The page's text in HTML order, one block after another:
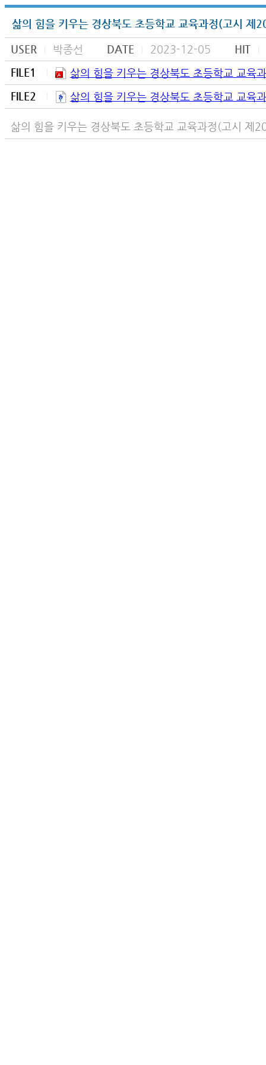
삶의 힘을 키우는 경상북도 초등학교 교육과정(고시 제
USER 박종선 DATE 2023-12-05
HIT
FILE1
삶의 힘을 키우는 경상북도 초등학교 교
FILE2
삶의 힘을 키우는 경상북도 초등학교 교
삶의 힘을 키우는 경상북도 초등학교 교육과정(고시 제